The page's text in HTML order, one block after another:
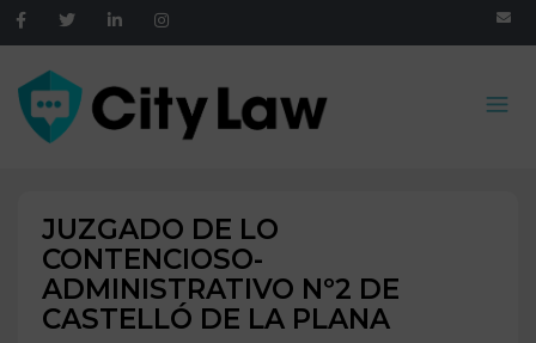
JUZGADO DE LO
CONTENCIOSO-
ADMINISTRATIVO Nº2 DE
CASTELLÓ DE LA PLANA